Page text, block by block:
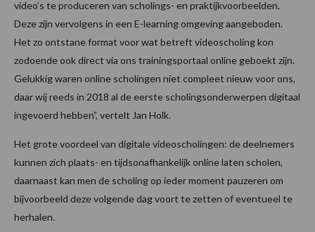
video’s te produceren van scholings- en praktijkvoorbeelden.
Deze zijn vervolgens in een E-learning omgeving aangeboden.
Het zo ontstane format voor wat betreft videoscholing kon
zodoende ook direct via ons trainingsportaal online geboekt zijn.
Gelukkig waren online scholingen niet compleet nieuw voor ons,
daar wij reeds in 2018 al de eerste scholingsonderwerpen digitaal
ingevoerd hebben”, vertelt Jan Holk.
Het grote voordeel van digitale videoscholingen: de deelnemers
kunnen zich plaats- en tijdsonafhankelijk online laten scholen,
daarnaast kan men de scholing op ieder moment pauzeren om
bijvoorbeeld deze volgende dag voort te zetten of eventueel te
herhalen.